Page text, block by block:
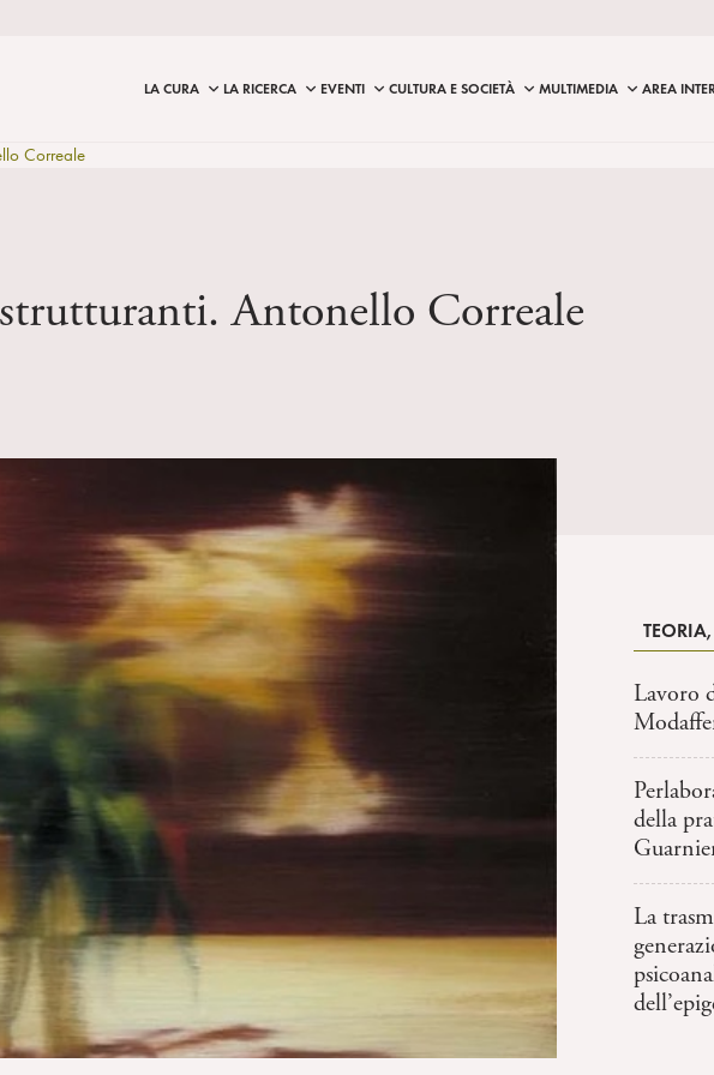
LA CURA LA RICERCA EVENTI CULTURA E SOCIETÀ MULTIMEDIA AREA
Correale
Antonello Correale
Lavoro
della
La